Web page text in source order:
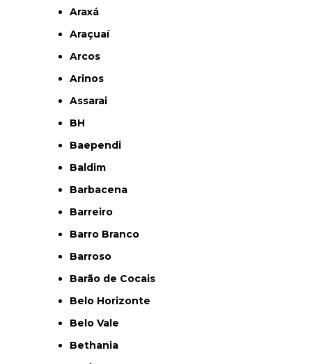
Araxá
Araçuaí
Arcos
Arinos
Assarai
BH
Baependi
Baldim
Barbacena
Barreiro
Barro Branco
Barroso
Barão de Cocais
Belo Horizonte
Belo Vale
Bethania